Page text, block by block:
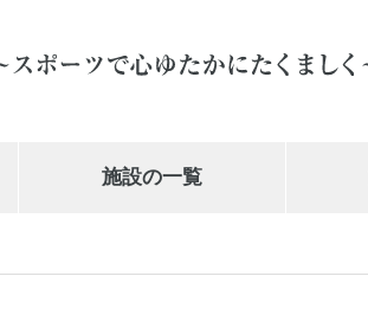
施設の一覧